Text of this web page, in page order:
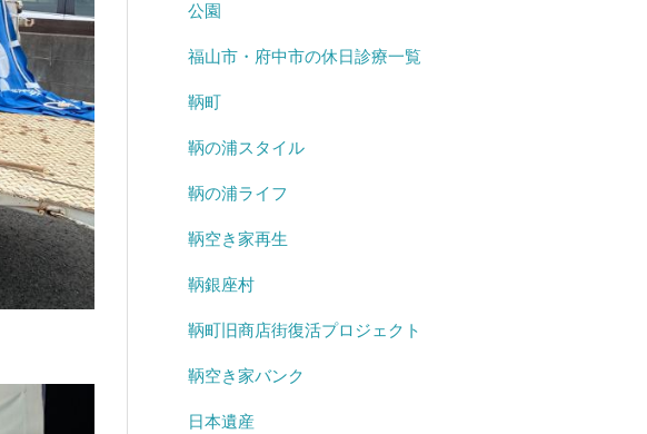
公園
福山市・府中市の休日診療一覧
鞆町
鞆の浦スタイル
鞆の浦ライフ
鞆空き家再生
鞆銀座村
鞆町旧商店街復活プロジェクト
鞆空き家バンク
日本遺産